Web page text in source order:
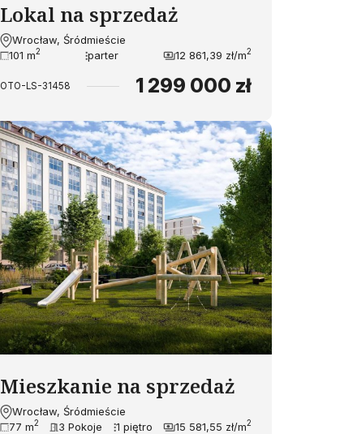
Lokal na sprzedaż
Wrocław, Śródmieście
101 m2 parter 12 861,39 zł/m2
OTO-LS-31458 1 299 000 zł
Mieszkanie na sprzedaż
Wrocław, Śródmieście
77 m2 3 Pokoje 1 piętro 15 581,55 zł/m2